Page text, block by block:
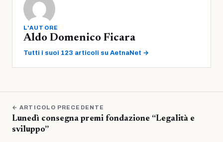
L'AUTORE
Aldo Domenico Ficara
Tutti i suoi 123 articoli su AetnaNet →
← ARTICOLO PRECEDENTE
Lunedì consegna premi fondazione “Legalità e
sviluppo”